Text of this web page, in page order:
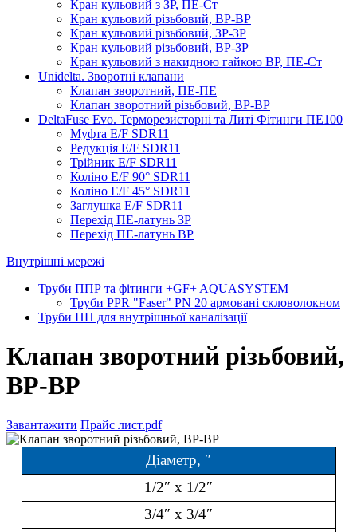
Кран кульовий з ЗР, ПЕ-Ст
Кран кульовий різьбовий, ВР-ВР
Кран кульовий різьбовий, ЗР-ЗР
Кран кульовий різьбовий, ВР-ЗР
Кран кульовий з накидною гайкою ВР, ПЕ-Ст
Unidelta. Зворотні клапани
Клапан зворотний, ПЕ-ПЕ
Клапан зворотний різьбовий, ВР-ВР
DeltaFuse Evo. Терморезисторні та Литі Фітинги ПЕ100
Муфта E/F SDR11
Редукція E/F SDR11
Трійник E/F SDR11
Коліно E/F 90° SDR11
Коліно E/F 45° SDR11
Заглушка E/F SDR11
Перехід ПЕ-латунь ЗР
Перехід ПЕ-латунь ВР
Внутрішні мережі
Труби ППР та фітинги +GF+ AQUASYSTEM
Труби PPR "Faser" PN 20 армовані скловолокном
Труби ПП для внутрішньої каналізації
Клапан зворотний різьбовий,
ВР-ВР
Завантажити Прайс лист.pdf
Діаметр, ″
1/2″ x 1/2″
3/4″ x 3/4″